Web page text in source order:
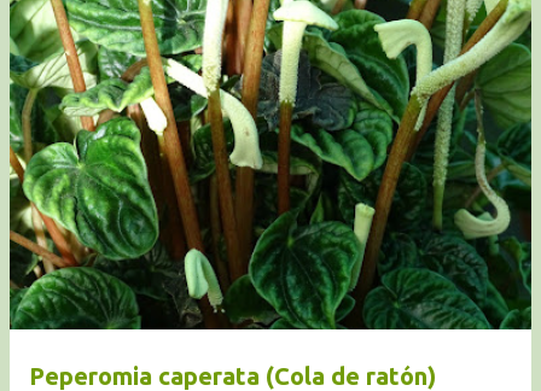
Peperomia caperata (Cola de ratón)